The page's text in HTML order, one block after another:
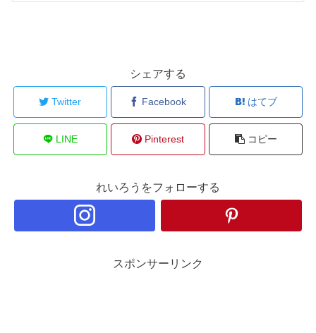
シェアする
Twitter Facebook はてブ
LINE Pinterest コピー
れいろうをフォローする
スポンサーリンク